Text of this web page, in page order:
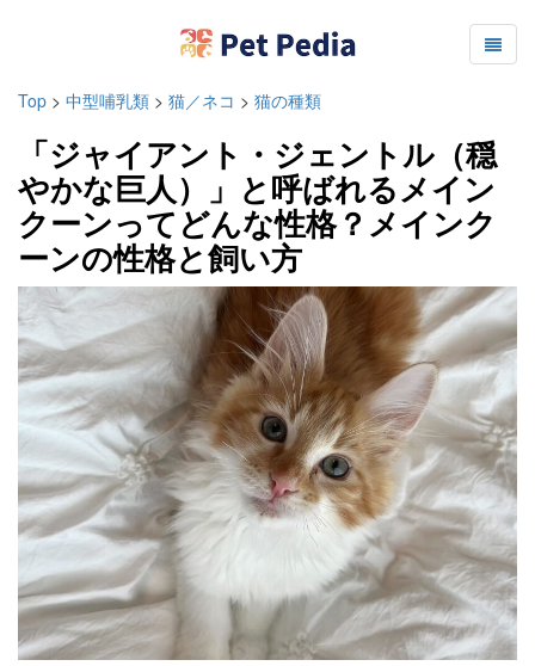
Top > 中型哺乳類 > 猫／ネコ > 猫の種類
「ジャイアント・ジェントル（穏
やかな巨人）」と呼ばれるメイン
クーンってどんな性格？メインク
ーンの性格と飼い方